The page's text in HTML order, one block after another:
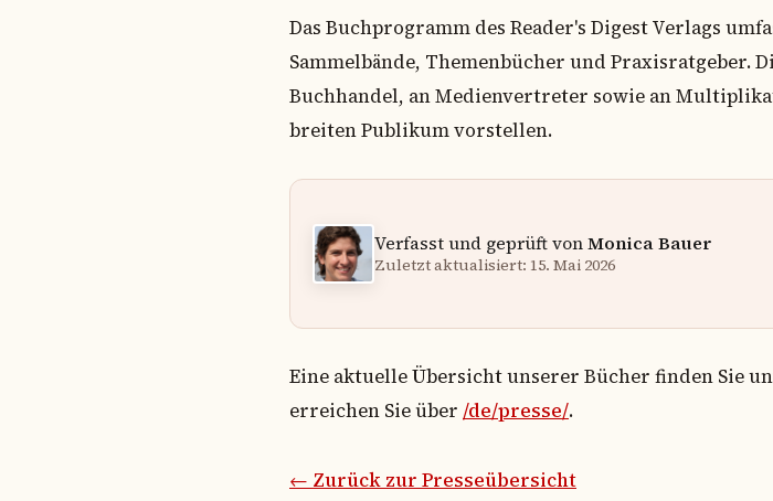
Das Buchprogramm des Reader's Digest Verlags
Sammelbände, Themenbücher und Praxisratgeber.
Buchhandel, an Medienvertreter sowie an
breiten Publikum vorstellen.
Verfasst und geprüft vonMonica Bauer
Zuletzt aktualisiert: 15. Mai 2026
Eine aktuelle Übersicht unserer Bücher finden Sie
erreichen Sie über /de/presse/.
← Zurück zur Presseübersicht